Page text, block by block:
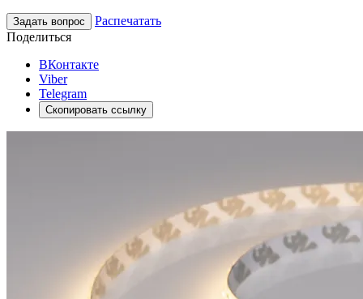
Задать вопрос
Распечатать
Поделиться
ВКонтакте
Viber
Telegram
Скопировать ссылку